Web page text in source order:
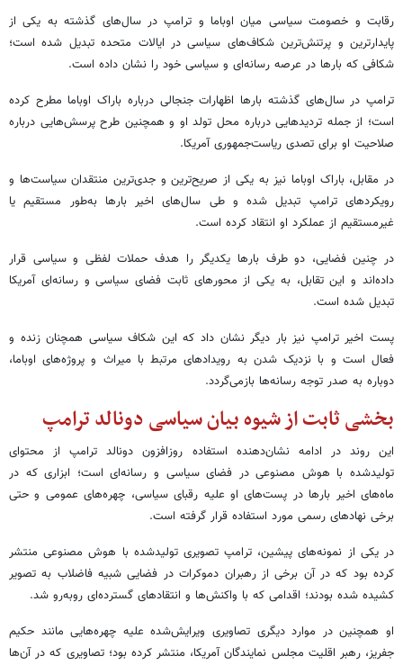
رقابت و خصومت سیاسی میان اوباما و ترامپ در سال‌های گذشته به یکی از
پایدارترین و پرتنش‌ترین شکاف‌های سیاسی در ایالات متحده تبدیل شده است؛
شکافی که بارها در عرصه رسانه‌ای و سیاسی خود را نشان داده است.
ترامپ در سال‌های گذشته بارها اظهارات جنجالی درباره باراک اوباما مطرح کرده
است؛ از جمله تردیدهایی درباره محل تولد او و همچنین طرح پرسش‌هایی درباره
صلاحیت او برای تصدی ریاست‌جمهوری آمریکا.
در مقابل، باراک اوباما نیز به یکی از صریح‌ترین و جدی‌ترین منتقدان سیاست‌ها و
رویکردهای ترامپ تبدیل شده و طی سال‌های اخیر بارها به‌طور مستقیم یا
غیرمستقیم از عملکرد او انتقاد کرده است.
در چنین فضایی، دو طرف بارها یکدیگر را هدف حملات لفظی و سیاسی قرار
داده‌اند و این تقابل، به یکی از محورهای ثابت فضای سیاسی و رسانه‌ای آمریکا
تبدیل شده است.
پست اخیر ترامپ نیز بار دیگر نشان داد که این شکاف سیاسی همچنان زنده و
فعال است و با نزدیک شدن به رویدادهای مرتبط با میراث و پروژه‌های اوباما،
دوباره به صدر توجه رسانه‌ها بازمی‌گردد.
بخشی ثابت از شیوه بیان سیاسی دونالد ترامپ
این روند در ادامه نشان‌دهنده استفاده روزافزون دونالد ترامپ از محتوای
تولیدشده با هوش مصنوعی در فضای سیاسی و رسانه‌ای است؛ ابزاری که در
ماه‌های اخیر بارها در پست‌های او علیه رقبای سیاسی، چهره‌های عمومی و حتی
برخی نهادهای رسمی مورد استفاده قرار گرفته است.
در یکی از نمونه‌های پیشین، ترامپ تصویری تولیدشده با هوش مصنوعی منتشر
کرده بود که در آن برخی از رهبران دموکرات در فضایی شبیه فاضلاب به تصویر
کشیده شده بودند؛ اقدامی که با واکنش‌ها و انتقادهای گسترده‌ای روبه‌رو شد.
او همچنین در موارد دیگری تصاویری ویرایش‌شده علیه چهره‌هایی مانند حکیم
جفریز، رهبر اقلیت مجلس نمایندگان آمریکا، منتشر کرده بود؛ تصاویری که در آن‌ها